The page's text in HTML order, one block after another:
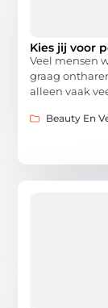
Kies jij voor
Veel mensen
graag
alleen vaak
Beauty En